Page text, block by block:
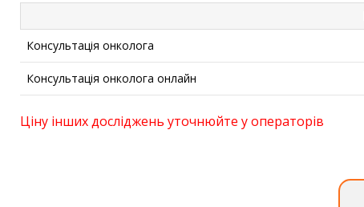
Консультація онколога
Консультація онколога онлайн
Ціну інших досліджень уточнюйте у операторів